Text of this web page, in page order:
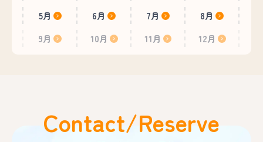
5月
6月 7月
8月
9月
10月 11月 12月
Contact/Reserve